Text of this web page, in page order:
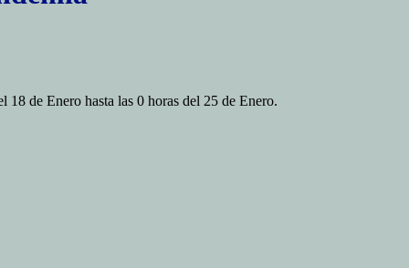
de Enero hasta las 0 horas del 25 de Enero.